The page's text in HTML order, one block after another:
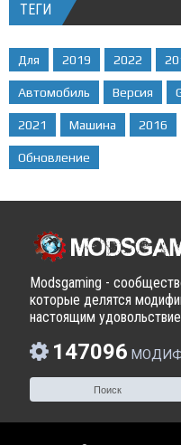
ТЕГИ
Для 2019 2022
Автомобиль Версия
2021 Машина 2016
Обновление
Modsgaming -
которые делятся
настоящим
147096